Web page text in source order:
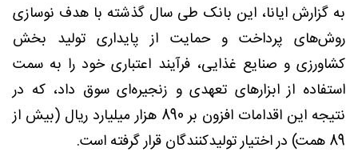
به گزارش ایانا، این بانک طی سال گذشته با هدف نوسازی
روش‌های پرداخت و حمایت از پایداری تولید بخش
کشاورزی و صنایع غذایی، فرآیند اعتباری خود را به سمت
استفاده از ابزارهای تعهدی و زنجیره‌ای سوق داد، که در
نتیجه این اقدامات افزون بر 890 هزار میلیارد ریال (بیش از
89 همت) در اختیار تولیدکنندگان قرار گرفته است.